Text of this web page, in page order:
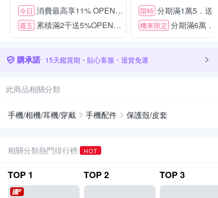
今日 消費最高享11% OPENPOINT
週五 累積滿2千送5%OPENPOINT
限時 分期滿1萬5．送
機車限定 分期滿6萬．
購承諾 15天鑑賞期・貼心客服・退貨免運
此商品相關分類
手機/相機/耳機/穿戴 手機配件 保護殼/皮套
相關分類熱門排行榜 HOT
TOP 1 TOP2 TOP3